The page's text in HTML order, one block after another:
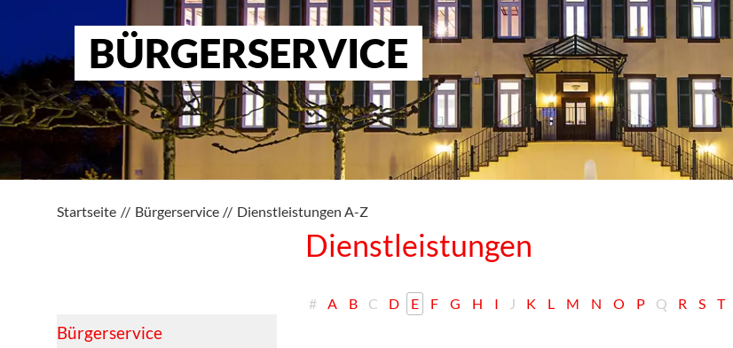
BÜRGERSERVICE
Startseite Bürgerservice Dienstleistungen A-Z
Bürgerservice
Dienstleistungen
# A B C D E F G H I J K L M N O P Q R S T